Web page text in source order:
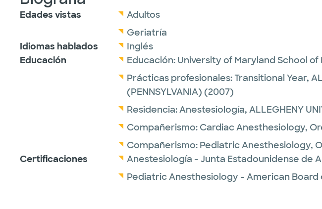
Edades vistas
Adultos
Geriatría
Idiomas hablados
Inglés
Educación
Educación: University of Maryland School of
Prácticas profesionales:Transitional Year,
(PENNSYLVANIA) (2007)
Residencia:Anestesiología, ALLEGHENY
Compañerismo: Cardiac Anesthesiology,
Compañerismo: Pediatric Anesthesiology,
Certificaciones
Anestesiología - Junta Estadounidense de
Pediatric Anesthesiology - American